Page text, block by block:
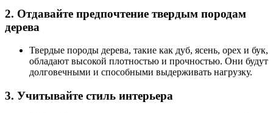
2. Отдавайте предпочтение твердым породам
дерева
Твердые породы дерева, такие как дуб, ясень, орех и бук,
обладают высокой плотностью и прочностью. Они будут
долговечными и способными выдерживать нагрузку.
3. Учитывайте стиль интерьера